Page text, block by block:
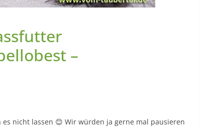
–
es nicht lassen 😊 Wir würden ja gerne mal pausieren